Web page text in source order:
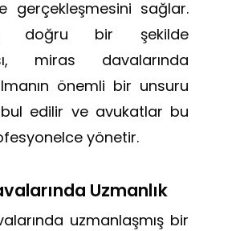
gerçekleşmesini sağlar.
doğru bir şekilde
miras davalarında
önemli bir unsuru
edilir ve avukatlar bu
yönetir.
Uzmanlık
uzmanlaşmış bir